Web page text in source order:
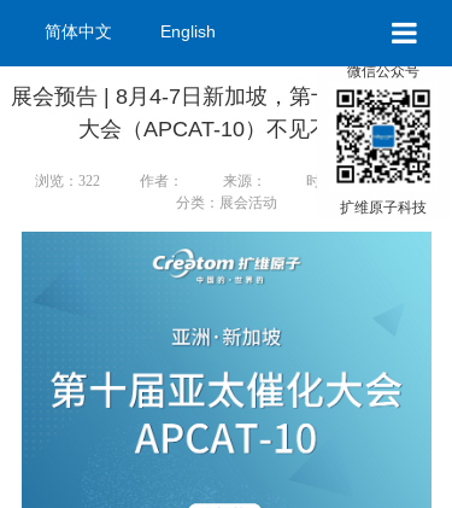
简体中文 English
扩
产
关
展会预告 | 8月4-7日新加坡，第十届亚太催化
大会（APCAT-10）不见不散！
浏览：322 作者： 来源：
时间：2025-07-29
分类：展会活动
微信公众号
扩维原子科技